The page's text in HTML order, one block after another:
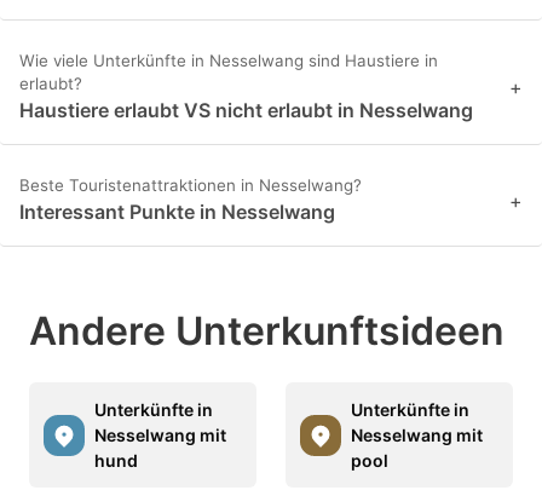
Wie viele Unterkünfte in Nesselwang sind Haustiere in
erlaubt?
Haustiere erlaubt VS nicht erlaubt in Nesselwang
+
Beste Touristenattraktionen in Nesselwang?
Interessant Punkte in Nesselwang +
Andere Unterkunftsideen
Unterkünfte in
Nesselwang mit
hund
Unterkünfte in
Nesselwang mit
pool